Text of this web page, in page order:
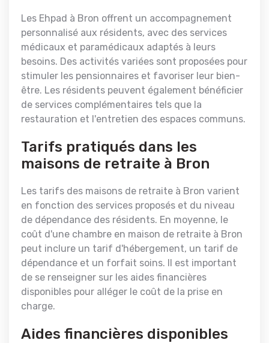
Les Ehpad à Bron offrent un accompagnement
personnalisé aux résidents, avec des services
médicaux et paramédicaux adaptés à leurs
besoins. Des activités variées sont proposées pour
stimuler les pensionnaires et favoriser leur bien-
être. Les résidents peuvent également bénéficier
de services complémentaires tels que la
restauration et l'entretien des espaces communs.
Tarifs pratiqués dans les
maisons de retraite à Bron
Les tarifs des maisons de retraite à Bron varient
en fonction des services proposés et du niveau
de dépendance des résidents. En moyenne, le
coût d'une chambre en maison de retraite à Bron
peut inclure un tarif d'hébergement, un tarif de
dépendance et un forfait soins. Il est important
de se renseigner sur les aides financières
disponibles pour alléger le coût de la prise en
charge.
Aides financières disponibles